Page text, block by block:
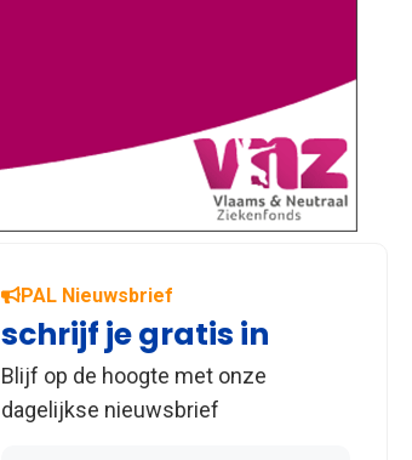
PAL Nieuwsbrief
schrijf je gratis in
Blijf op de hoogte met onze
dagelijkse nieuwsbrief